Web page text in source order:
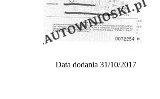
Data dodania 31/10/2017